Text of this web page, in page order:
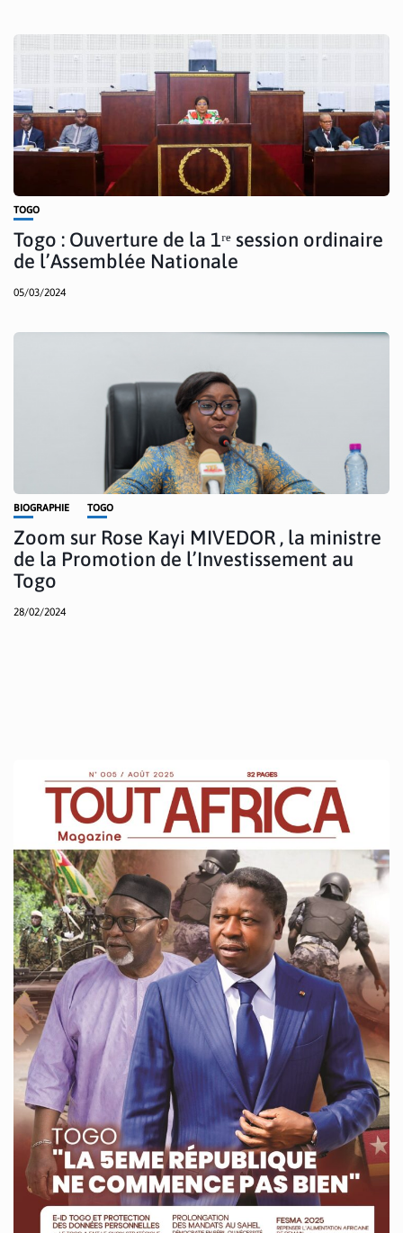
TOGO
Togo : Ouverture de la 1ʳᵉ session ordinaire
de l’Assemblée Nationale
05/03/2024
BIOGRAPHIE TOGO
Zoom sur Rose Kayi MIVEDOR , la ministre
de la Promotion de l’Investissement au
Togo
28/02/2024